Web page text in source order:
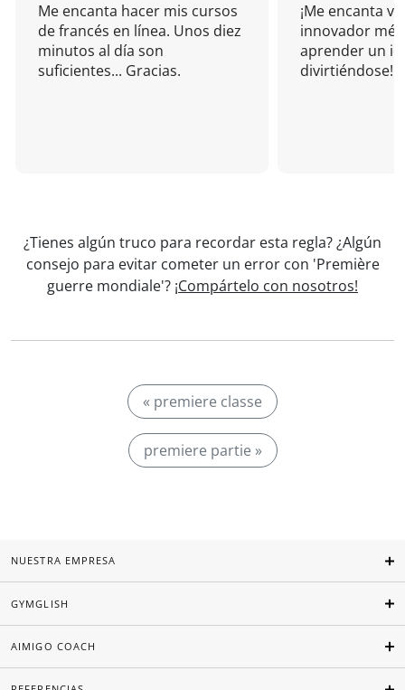
Me encanta hacer mis cursos
de francés en línea. Unos diez
minutos al día son
suficientes... Gracias.
¡Me encanta
innovador
aprender un
divirtiéndose!
¿Tienes algún truco para recordar esta regla? ¿Algún
consejo para evitar cometer un error con 'Première
guerre mondiale'? ¡Compártelo con nosotros!
« premiere classe
premiere partie »
NUESTRA EMPRESA
GYMGLISH
AIMIGO COACH